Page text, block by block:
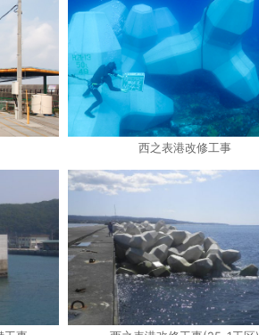
西之表港改修工事